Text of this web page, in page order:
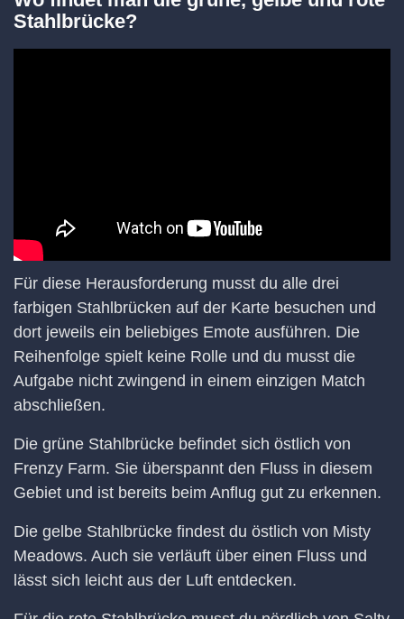
Stahlbrücke?
Für diese Herausforderung musst du alle drei
farbigen Stahlbrücken auf der Karte besuchen und
dort jeweils ein beliebiges Emote ausführen. Die
Reihenfolge spielt keine Rolle und du musst die
Aufgabe nicht zwingend in einem einzigen Match
abschließen.
Die grüne Stahlbrücke befindet sich östlich von
Frenzy Farm. Sie überspannt den Fluss in diesem
Gebiet und ist bereits beim Anflug gut zu erkennen.
Die gelbe Stahlbrücke findest du östlich von Misty
Meadows. Auch sie verläuft über einen Fluss und
lässt sich leicht aus der Luft entdecken.